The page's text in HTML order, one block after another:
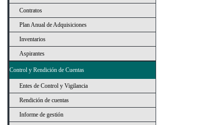
Contratos
Plan Anual de Adquisiciones
Inventarios
Aspirantes
Control y Rendición de Cuentas
Entes de Control y Vigilancia
Rendición de cuentas
Informe de gestión